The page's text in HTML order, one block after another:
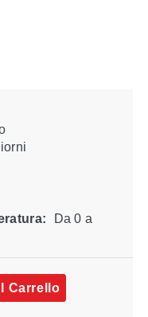
Da 0 a
Carrello